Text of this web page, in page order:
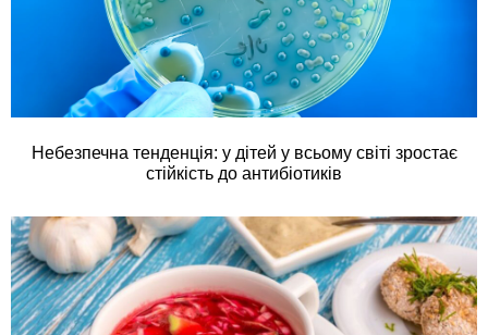
Небезпечна тенденція: у дітей у всьому світі зростає
стійкість до антибіотиків